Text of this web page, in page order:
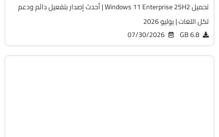
تحميل Windows 11 Enterprise 25H2 | أحدث إصدار بتفعيل دائم ودعم
لكل اللغات | يوليو 2026
6.8 GB
07/30/2026